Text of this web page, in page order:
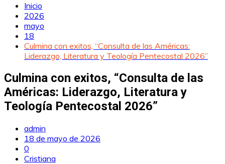
Inicio
2026
mayo
18
Culmina con exitos, “Consulta de las Américas:
Liderazgo, Literatura y Teología Pentecostal 2026”
Culmina con exitos, “Consulta de las
Américas: Liderazgo, Literatura y
Teología Pentecostal 2026”
admin
18 de mayo de 2026
0
Cristiana